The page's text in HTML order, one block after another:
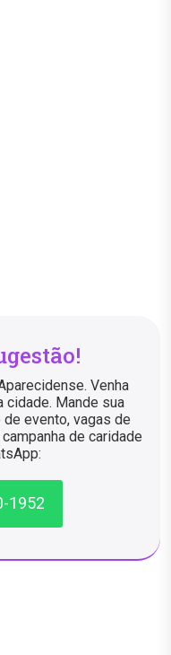
Venha
cidade. Mande sua
evento, vagas de
de caridade
1952